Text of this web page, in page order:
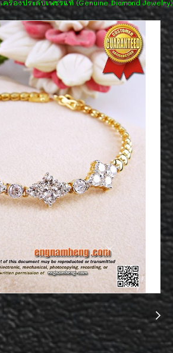
เครื่องประดับเพชรแท้ (Genuine Diamond Jewelry)